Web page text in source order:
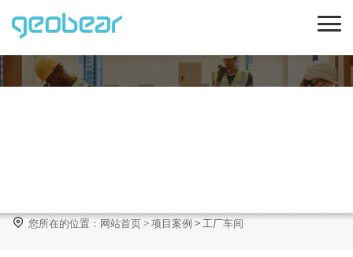
 您所在的位置： 网站首页>项目案例 >工厂车间